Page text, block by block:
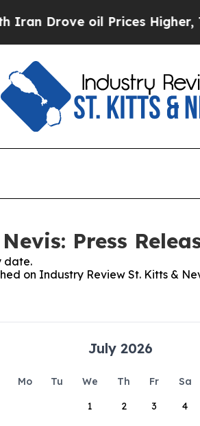
oil Prices Higher,
Press
date.
on Industry Review St. Kitts &
July 2026
Mo Tu We Th Fr Sa
1
2 3 4